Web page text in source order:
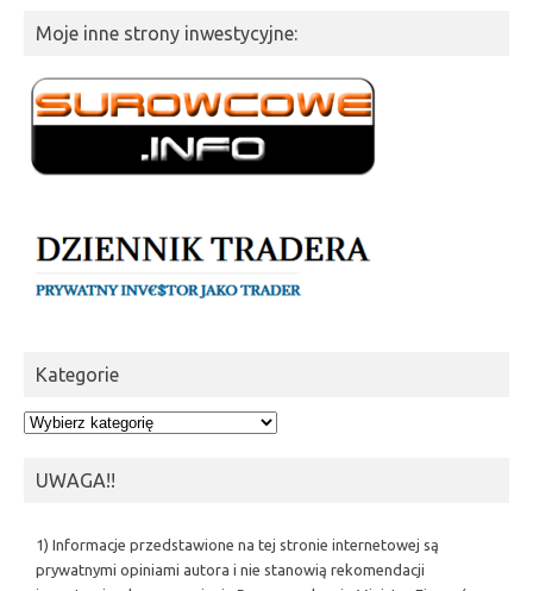
Moje inne strony inwestycyjne:
Kategorie
Kategorie
UWAGA!!
1) Informacje przedstawione na tej stronie internetowej są
prywatnymi opiniami autora i nie stanowią rekomendacji